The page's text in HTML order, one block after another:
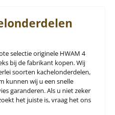
selectie originele HWAM 4
bij de fabrikant kopen. Wij
soorten kachelonderdelen,
kunnen wij u een snelle
garanderen. Als u niet zeker
het juiste is, vraag het ons